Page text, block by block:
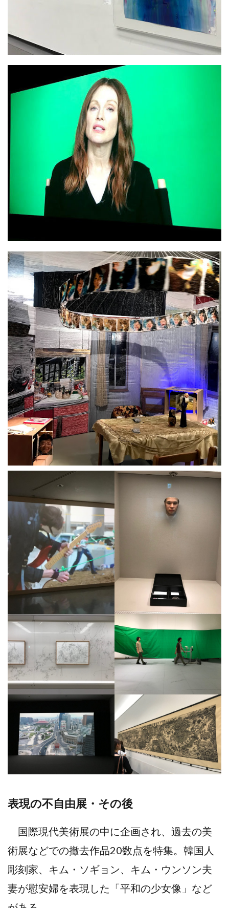
表現の不自由展・その後
国際現代美術展の中に企画され、過去の美
術展などでの撤去作品20数点を特集。韓国人
彫刻家、キム・ソギョン、キム・ウンソン夫
妻が慰安婦を表現した「平和の少女像」など